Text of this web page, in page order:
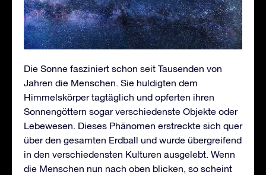
Die Sonne fasziniert schon seit Tausenden von
Jahren die Menschen. Sie huldigten dem
Himmelskörper tagtäglich und opferten ihren
Sonnengöttern sogar verschiedenste Objekte oder
Lebewesen. Dieses Phänomen erstreckte sich quer
über den gesamten Erdball und wurde übergreifend
in den verschiedensten Kulturen ausgelebt. Wenn
die Menschen nun nach oben blicken, so scheint